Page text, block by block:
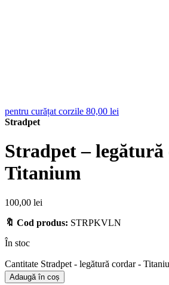
pentru curățat corzile 80,00 lei
Stradpet
Stradpet –
Titanium
100,00 lei
🔖 Cod produs: STRPKVLN
În stoc
Cantitate Stradpet - legătură cordar -
Adaugă în coș